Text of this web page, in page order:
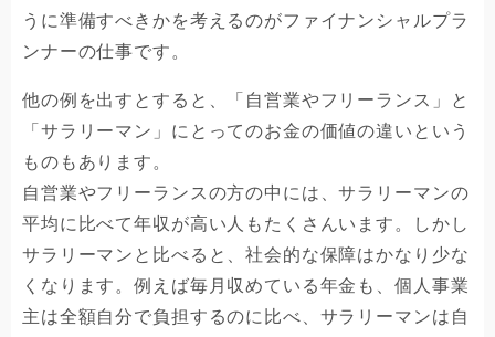
うに準備すべきかを考えるのがファイナンシャルプラ
ンナーの仕事です。
他の例を出すとすると、「自営業やフリーランス」と
「サラリーマン」にとってのお金の価値の違いという
ものもあります。
自営業やフリーランスの方の中には、サラリーマンの
平均に比べて年収が高い人もたくさんいます。しかし
サラリーマンと比べると、社会的な保障はかなり少な
くなります。例えば毎月収めている年金も、個人事業
主は全額自分で負担するのに比べ、サラリーマンは自